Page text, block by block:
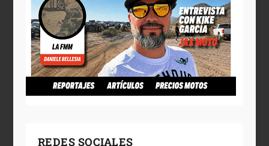
REDES SOCIALES